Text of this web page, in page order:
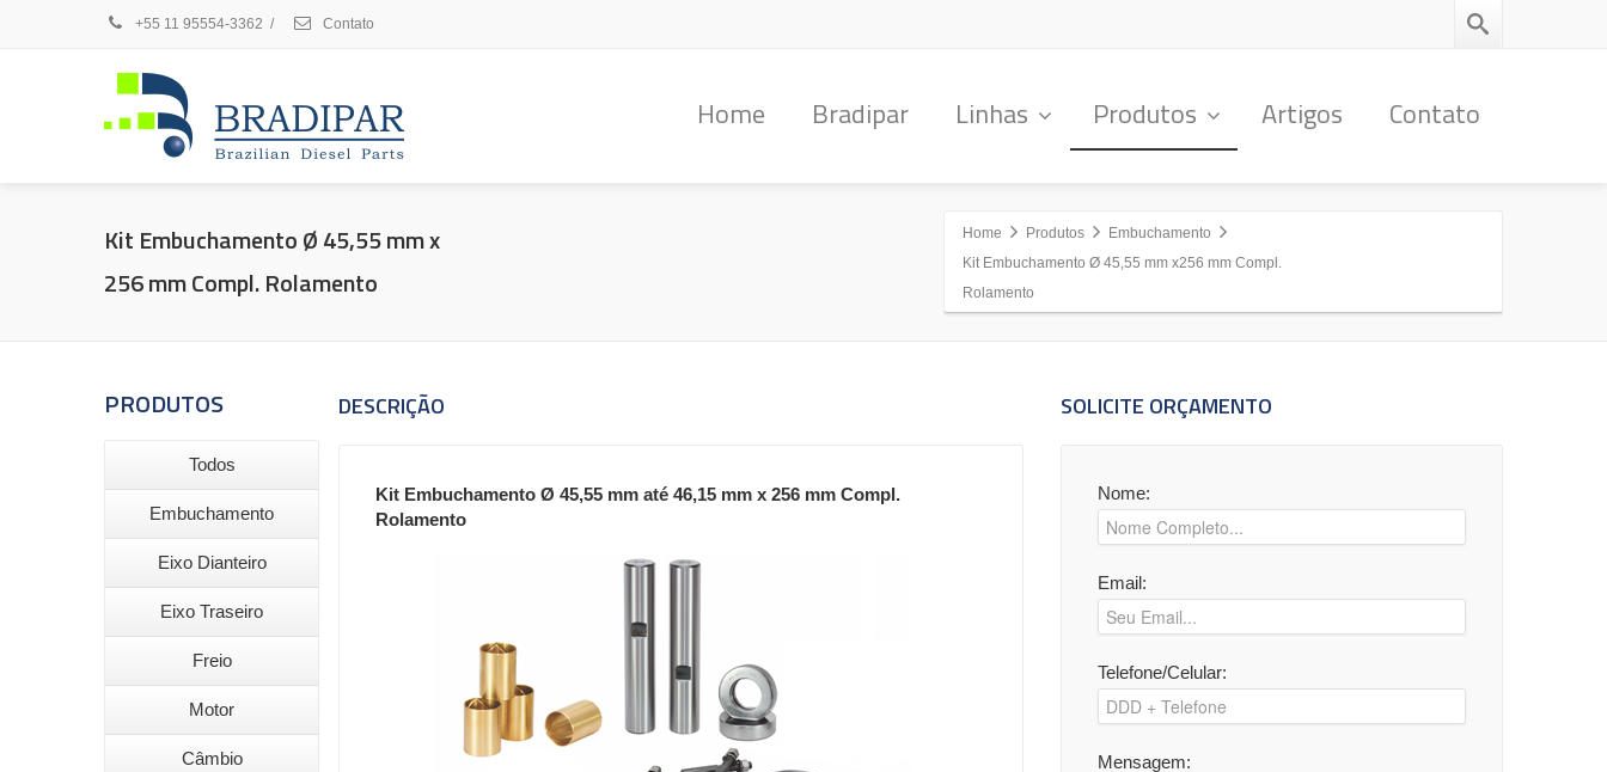
+55 11 95554-3362 / Contato
Home Bradipar Linhas Produtos Artigos Contato
Kit Embuchamento Ø 45,55 mm x
256 mm Compl. Rolamento
Home Produtos
Embuchamento
Kit Embuchamento Ø 45,55 mm x256 mm Compl.
Rolamento
PRODUTOS
Todos
Embuchamento
Eixo Dianteiro
Eixo Traseiro
Freio
Motor
Câmbio
DESCRIÇÃO
Kit Embuchamento Ø 45,55 mm até 46,15 mm x 256 mm Compl.
Rolamento
SOLICITE ORÇAMENTO
Nome:
Email:
Telefone/Celular:
Mensagem: